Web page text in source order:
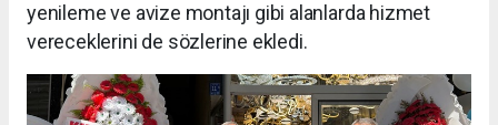
yenileme ve avize montajı gibi alanlarda hizmet
vereceklerini de sözlerine ekledi.